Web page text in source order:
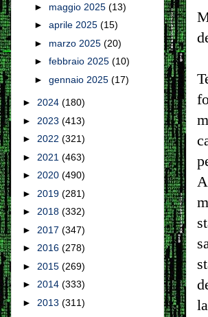
► maggio 2025 (13)
► aprile 2025 (15)
► marzo 2025 (20)
► febbraio 2025 (10)
► gennaio 2025 (17)
► 2024 (180)
► 2023 (413)
► 2022 (321)
► 2021 (463)
► 2020 (490)
► 2019 (281)
► 2018 (332)
► 2017 (347)
► 2016 (278)
► 2015 (269)
► 2014 (333)
► 2013 (311)